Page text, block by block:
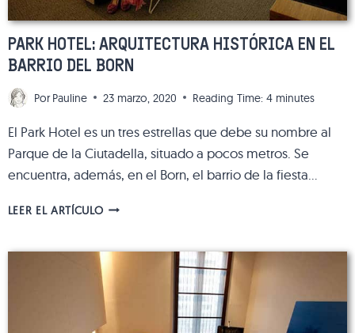
PARK HOTEL: ARQUITECTURA HISTÓRICA EN EL
BARRIO DEL BORN
Por Pauline 23 marzo, 2020 Reading Time: 4 minutes
El Park Hotel es un tres estrellas que debe su nombre al
Parque de la Ciutadella, situado a pocos metros. Se
encuentra, además, en el Born, el barrio de la fiesta…
LEER EL ARTÍCULOPARK
HISTÓRICA
EN
EL
BARRIO
DEL